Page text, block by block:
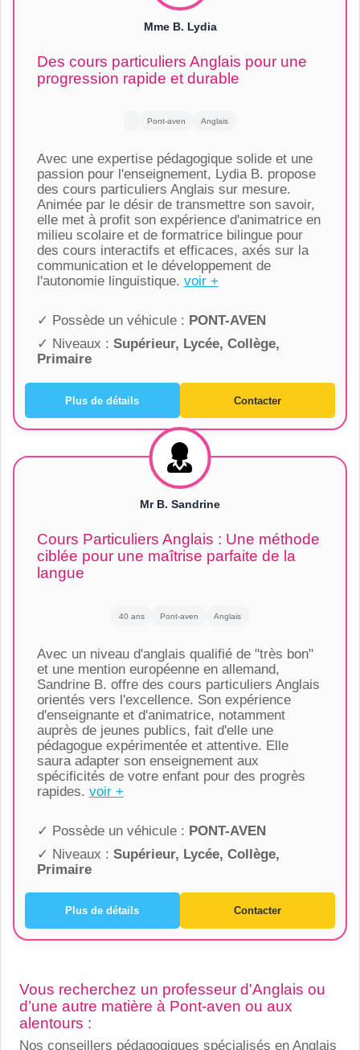
Mme B. Lydia
Des cours particuliers Anglais pour une
progression rapide et durable
Pont-aven Anglais
Avec une expertise pédagogique solide et une
passion pour l'enseignement, Lydia B. propose
des cours particuliers Anglais sur mesure.
Animée par le désir de transmettre son savoir,
elle met à profit son expérience d'animatrice en
milieu scolaire et de formatrice bilingue pour
des cours interactifs et efficaces, axés sur la
communication et le développement de
l'autonomie linguistique. voir +
✓ Possède un véhicule : PONT-AVEN
✓ Niveaux : Supérieur, Lycée, Collège,
Primaire
Plus de détails Contacter
Mr B. Sandrine
Cours Particuliers Anglais : Une méthode
ciblée pour une maîtrise parfaite de la
langue
40 ans Pont-aven Anglais
Avec un niveau d'anglais qualifié de "très bon"
et une mention européenne en allemand,
Sandrine B. offre des cours particuliers Anglais
orientés vers l'excellence. Son expérience
d'enseignante et d'animatrice, notamment
auprès de jeunes publics, fait d'elle une
pédagogue expérimentée et attentive. Elle
saura adapter son enseignement aux
spécificités de votre enfant pour des progrès
rapides. voir +
✓ Possède un véhicule : PONT-AVEN
✓ Niveaux : Supérieur, Lycée, Collège,
Primaire
Plus de détails Contacter
Vous recherchez un professeur d'Anglais ou
d’une autre matière à Pont-aven ou aux
alentours :
Nos conseillers pédagogiques spécialisés en Anglais